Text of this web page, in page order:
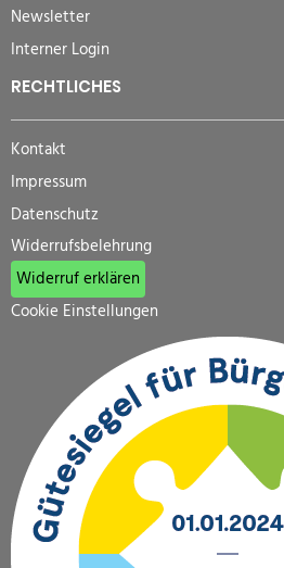
Newsletter
Interner Login
RECHTLICHES
Kontakt
Impressum
Datenschutz
Widerrufsbelehrung
Widerruf erklären
Cookie Einstellungen